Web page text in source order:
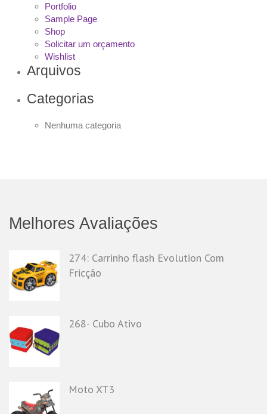
Portfolio
Sample Page
Shop
Solicitar um orçamento
Wishlist
Arquivos
Categorias
Nenhuma categoria
Melhores Avaliações
274: Carrinho flash Evolution Com
Fricção
268- Cubo Ativo
Moto XT3